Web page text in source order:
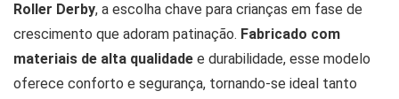
Roller Derby, a escolha chave para crianças em fase de
crescimento que adoram patinação. Fabricado com
materiais de alta qualidade e durabilidade, esse modelo
oferece conforto e segurança, tornando-se ideal tanto